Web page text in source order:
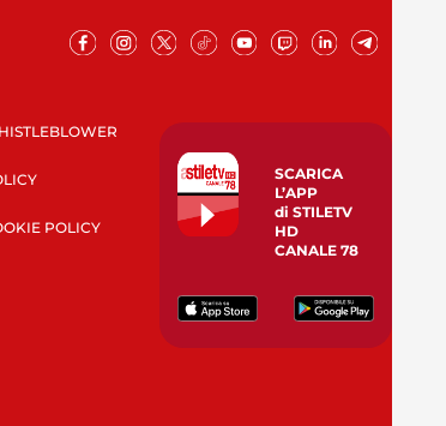
POLICY
SCARICA
L’APP
di STILETV
HD
CANALE 78